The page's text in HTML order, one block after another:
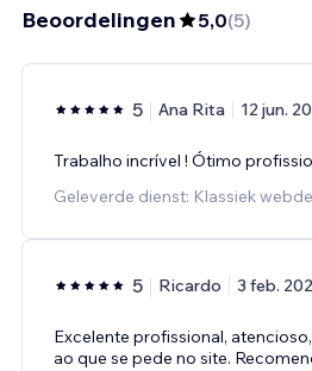
Beoordelingen 5,0(5)
5 Ana Rita 12 jun.
Trabalho incrível ! Ótimo
Geleverde dienst: Klassiek
5 Ricardo 3 feb.
Excelente profissional,
ao que se pede no site.